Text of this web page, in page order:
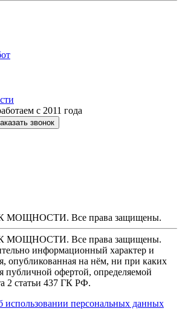
с 2011 года
звонок
МОЩНОСТИ. Все права защищены.
МОЩНОСТИ. Все права защищены.
информационный характер и
опубликованная на нём, ни при каких
публичной офертой, определяемой
2 статьи 437 ГК РФ.
использовании персональных данных